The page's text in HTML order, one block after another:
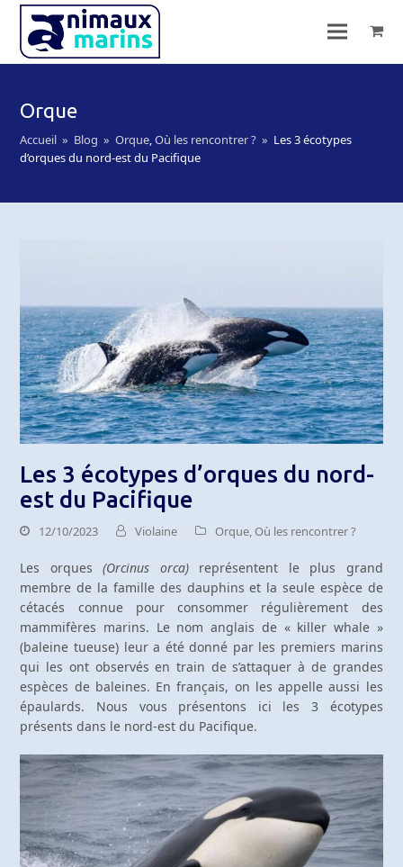
Orque
Accueil » Blog » Orque,Où les rencontrer ? » Les 3 écotypes
d’orques du nord-est du Pacifique
Les 3 écotypes d’orques du nord-
est du Pacifique
12/10/2023 Violaine Orque,Où les rencontrer ?
Les orques(Orcinus orca)représentent le plus grand
membre de la famille des dauphins et la seule espèce de
cétacés connue pour consommer régulièrement des
mammifères marins. Le nom anglais de « killer whale »
(baleine tueuse) leur a été donné par les premiers marins
qui les ont observés en train de s’attaquer à de grandes
espèces de baleines. En français, on les appelle aussi les
épaulards. Nous vous présentons ici les 3 écotypes
présents dans le nord-est du Pacifique.